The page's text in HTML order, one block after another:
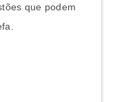
que podem